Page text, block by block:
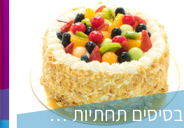
בסיסים תחתיות לעוגה